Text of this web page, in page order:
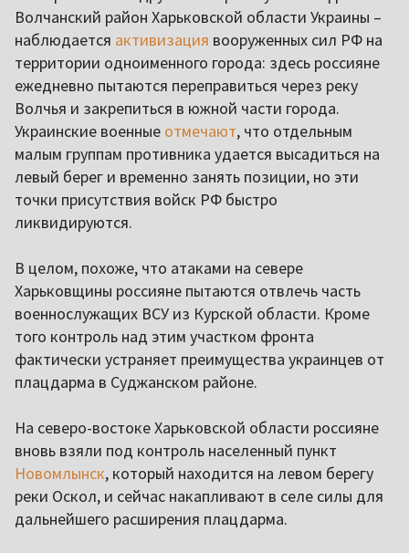
Волчанский район Харьковской области Украины –
наблюдается активизация вооруженных сил РФ на
территории одноименного города: здесь россияне
ежедневно пытаются переправиться через реку
Волчья и закрепиться в южной части города.
Украинские военные отмечают, что отдельным
малым группам противника удается высадиться на
левый берег и временно занять позиции, но эти
точки присутствия войск РФ быстро
ликвидируются.
В целом, похоже, что атаками на севере
Харьковщины россияне пытаются отвлечь часть
военнослужащих ВСУ из Курской области. Кроме
того контроль над этим участком фронта
фактически устраняет преимущества украинцев от
плацдарма в Суджанском районе.
На северо-востоке Харьковской области россияне
вновь взяли под контроль населенный пункт
Новомлынск, который находится на левом берегу
реки Оскол, и сейчас накапливают в селе силы для
дальнейшего расширения плацдарма.